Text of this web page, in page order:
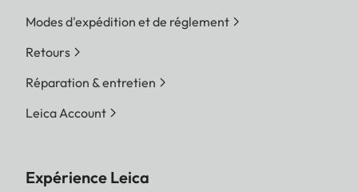
Modes d'expédition et de réglement
Retours
Réparation & entretien
Leica Account
Expérience Leica